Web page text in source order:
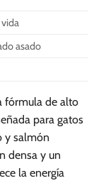
producto
vida
asado
fórmula de alto
para gatos
y salmón
densa y un
la energía